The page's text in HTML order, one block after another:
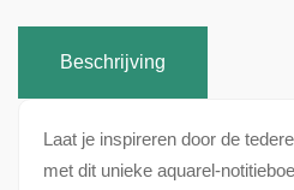
Beschrijving
Laat je inspireren door de
met dit unieke aquarel-